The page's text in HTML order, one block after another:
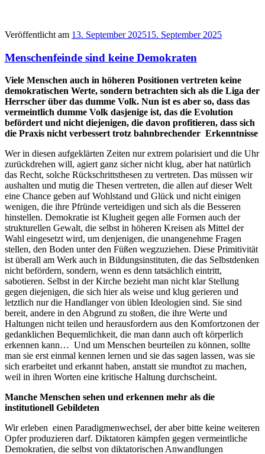
Veröffentlicht am 13. September 202515. September 2025
Menschenfeinde sind keine Demokraten
Viele Menschen auch in höheren Positionen vertreten keine
demokratischen Werte, sondern betrachten sich als die Liga der
Herrscher über das dumme Volk. Nun ist es aber so, dass das
vermeintlich dumme Volk dasjenige ist, das die Evolution
befördert und nicht diejenigen, die davon profitieren, dass sich
die Praxis nicht verbessert trotz bahnbrechender Erkenntnisse
Wer in diesen aufgeklärten Zeiten nur extrem polarisiert und die Uhr
zurückdrehen will, agiert ganz sicher nicht klug, aber hat natürlich
das Recht, solche Rückschrittsthesen zu vertreten. Das müssen wir
aushalten und mutig die Thesen vertreten, die allen auf dieser Welt
eine Chance geben auf Wohlstand und Glück und nicht einigen
wenigen, die ihre Pfründe verteidigen und sich als die Besseren
hinstellen. Demokratie ist Klugheit gegen alle Formen auch der
strukturellen Gewalt, die selbst in höheren Kreisen als Mittel der
Wahl eingesetzt wird, um denjenigen, die unangenehme Fragen
stellen, den Boden unter den Füßen wegzuziehen. Diese Primitivität
ist überall am Werk auch in Bildungsinstituten, die das Selbstdenken
nicht befördern, sondern, wenn es denn tatsächlich eintritt,
sabotieren. Selbst in der Kirche bezieht man nicht klar Stellung
gegen diejenigen, die sich hier als weise und klug gerieren und
letztlich nur die Handlanger von üblen Ideologien sind. Sie sind
bereit, andere in den Abgrund zu stoßen, die ihre Werte und
Haltungen nicht teilen und herausfordern aus den Komfortzonen der
gedanklichen Bequemlichkeit, die man dann auch oft körperlich
erkennen kann… Und um Menschen beurteilen zu können, sollte
man sie erst einmal kennen lernen und sie das sagen lassen, was sie
sich erarbeitet und erkannt haben, anstatt sie mundtot zu machen,
weil in ihren Worten eine kritische Haltung durchscheint.
Manche Menschen sehen und erkennen mehr als die
institutionell Gebildeten
Wir erleben einen Paradigmenwechsel, der aber bitte keine weiteren
Opfer produzieren darf. Diktatoren kämpfen gegen vermeintliche
Demokratien, die selbst von diktatorischen Anwandlungen